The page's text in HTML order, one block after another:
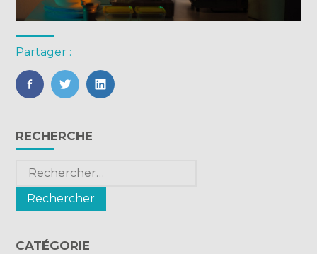
Partager :
FaceBook
TwitterLinkedIn
Blog
sidebar
RECHERCHE
Rechercher :
CATÉGORIE